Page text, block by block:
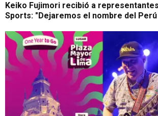
Keiko Fujimori recibió a
Sports: "Dejaremos el nombre del